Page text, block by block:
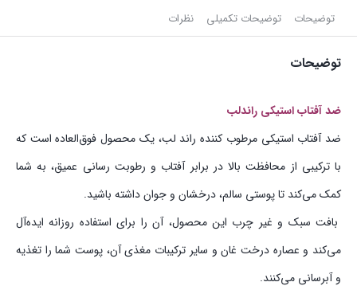
توضیحات توضیحات تکمیلی نظرات
توضیحات
ضد آفتاب استیکی راندلب
ضد آفتاب استیکی مرطوب کننده راند لب، یک محصول فوق‌العاده است که
با ترکیبی از محافظت بالا در برابر آفتاب و رطوبت رسانی عمیق، به شما
کمک می‌کند تا پوستی سالم، درخشان و جوان داشته باشید.
بافت سبک و غیر چرب این محصول، آن را برای استفاده روزانه ایده‌آل
می‌کند و عصاره درخت غان و سایر ترکیبات مغذی آن، پوست شما را تغذیه
و آبرسانی می‌کنند.